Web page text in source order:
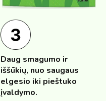
Daug smagumo ir
iššūkių, nuo saugaus
elgesio iki pieštuko
įvaldymo.